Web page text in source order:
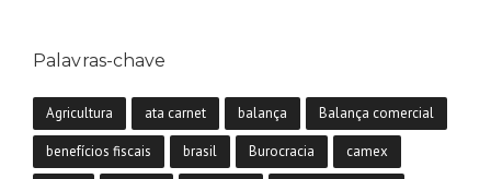
Palavras-chave
Agricultura ata carnet balança Balança comercial
benefícios fiscais brasil Burocracia camex